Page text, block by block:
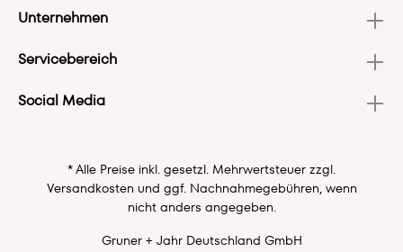
Unternehmen
Servicebereich
Social Media
* Alle Preise inkl. gesetzl. Mehrwertsteuer zzgl.
Versandkosten und ggf. Nachnahmegebühren, wenn
nicht anders angegeben.
Gruner + Jahr Deutschland GmbH